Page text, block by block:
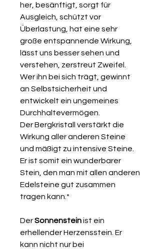
her, besänftigt, sorgt für
Ausgleich, schützt vor
Überlastung, hat eine sehr
große entspannende Wirkung,
lässt uns besser sehen und
verstehen, zerstreut Zweifel.
Wer ihn bei sich trägt, gewinnt
an Selbstsicherheit und
entwickelt ein ungemeines
Durchhaltevermögen.
Der Bergkristall verstärkt die
Wirkung aller anderen Steine
und mäßigt zu intensive Steine.
Er ist somit ein wunderbarer
Stein, den man mit allen anderen
Edelsteine gut zusammen
tragen kann.*
DerSonnensteinist ein
erhellender Herzensstein. Er
kann nicht nur bei